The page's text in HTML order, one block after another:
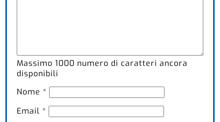
Massimo1000 numero di caratteri ancora
disponibili
Nome *
Email *